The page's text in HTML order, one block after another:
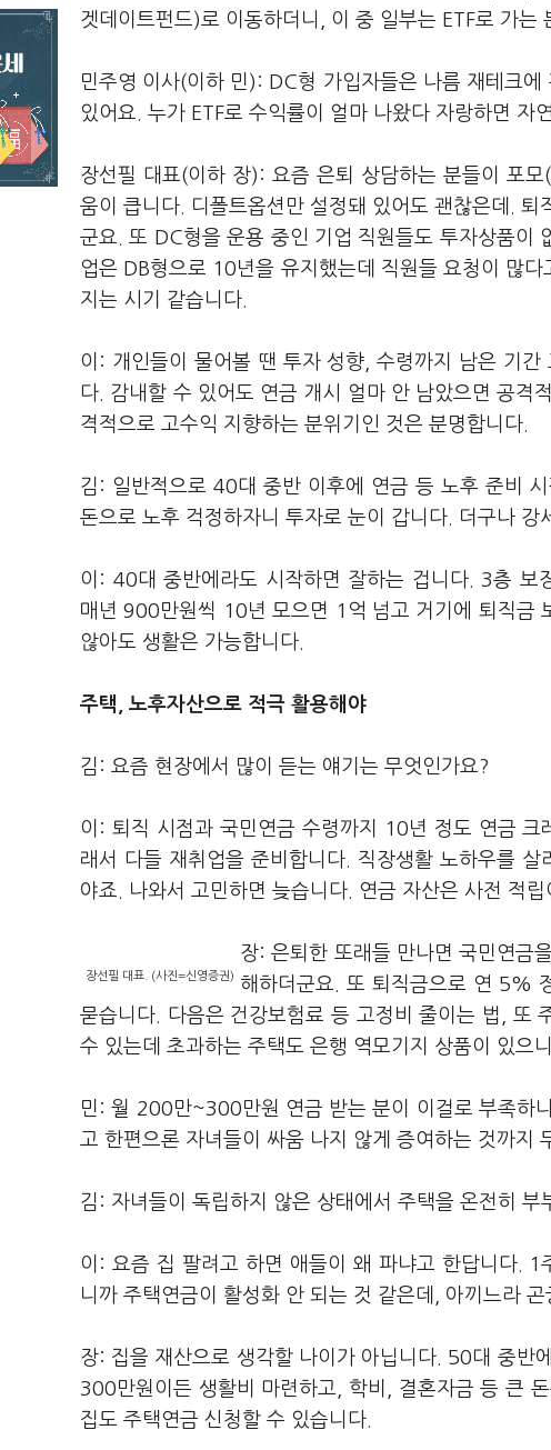
겟데이트펀드)로 이동하더니, 이 중 일부는 ETF로 가는
민주영 이사(이하 민): DC형 가입자들은 나름 재테크
있어요. 누가 ETF로 수익률이 얼마 나왔다 자랑하면 자
장선필 대표(이하 장): 요즘 은퇴 상담하는 분들이 포
움이 큽니다. 디폴트옵션만 설정돼 있어도 괜찮은데.
군요. 또 DC형을 운용 중인 기업 직원들도 투자상품이
업은 DB형으로 10년을 유지했는데 직원들 요청이 많
지는 시기 같습니다.
이: 개인들이 물어볼 땐 투자 성향, 수령까지 남은 기
다. 감내할 수 있어도 연금 개시 얼마 안 남았으면 공격
격적으로 고수익 지향하는 분위기인 것은 분명합니다.
김: 일반적으로 40대 중반 이후에 연금 등 노후 준비
돈으로 노후 걱정하자니 투자로 눈이 갑니다. 더구나 강
이: 40대 중반에라도 시작하면 잘하는 겁니다. 3층 보
매년 900만원씩 10년 모으면 1억 넘고 거기에 퇴직금
않아도 생활은 가능합니다.
주택, 노후자산으로 적극 활용해야
김: 요즘 현장에서 많이 듣는 얘기는 무엇인가요?
이: 퇴직 시점과 국민연금 수령까지 10년 정도 연금
래서 다들 재취업을 준비합니다. 직장생활 노하우를
야죠. 나와서 고민하면 늦습니다. 연금 자산은 사전 적
장선필 대표. (사진=신영증권)
장: 은퇴한 또래들 만나면 국민연금
해하더군요. 또 퇴직금으로 연 5%
묻습니다. 다음은 건강보험료 등 고정비 줄이는 법, 또
수 있는데 초과하는 주택도 은행 역모기지 상품이 있으
민: 월 200만~300만원 연금 받는 분이 이걸로 부족하
고 한편으론 자녀들이 싸움 나지 않게 증여하는 것까지
김: 자녀들이 독립하지 않은 상태에서 주택을 온전히 부
이: 요즘 집 팔려고 하면 애들이 왜 파냐고 한답니다.
니까 주택연금이 활성화 안 되는 것 같은데, 아끼느라
장: 집을 재산으로 생각할 나이가 아닙니다. 50대 중반
300만원이든 생활비 마련하고, 학비, 결혼자금 등 큰
집도 주택연금 신청할 수 있습니다.